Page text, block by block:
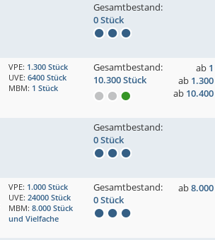
Gesamtbestand:
0 Stück
VPE: 1.300 Stück
UVE: 6400 Stück
MBM: 1 Stück
Gesamtbestand:
10.300 Stück
ab 1
ab 1.300
ab 10.400
Gesamtbestand:
0 Stück
VPE: 1.000 Stück
UVE: 24000 Stück
MBM: 8.000 Stück
und Vielfache
Gesamtbestand:
0 Stück
ab8.000